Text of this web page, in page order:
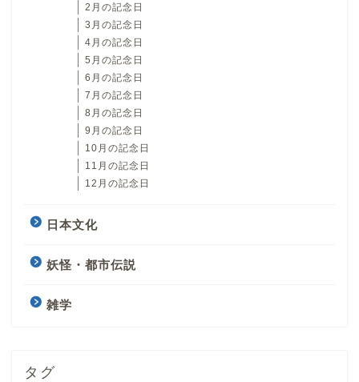
2月の記念日
3月の記念日
4月の記念日
5月の記念日
6月の記念日
7月の記念日
8月の記念日
9月の記念日
10月の記念日
11月の記念日
12月の記念日
日本文化
妖怪・都市伝説
雑学
タグ